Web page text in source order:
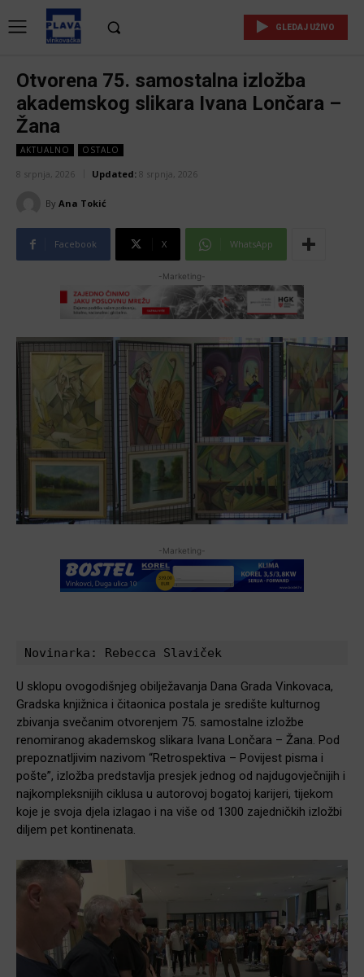
GLEDAJ UŽIVO
Otvorena 75. samostalna izložba
akademskog slikara Ivana Lončara –
Žana
AKTUALNO OSTALO
8 srpnja, 2026 Updated: 8 srpnja, 2026
By Ana Tokić
Facebook X WhatsApp
-Marketing-
-Marketing-
Novinarka: Rebecca Slaviček
U sklopu ovogodišnjeg obilježavanja Dana Grada Vinkovaca,
Gradska knjižnica i čitaonica postala je središte kulturnog
zbivanja svečanim otvorenjem 75. samostalne izložbe
renomiranog akademskog slikara Ivana Lončara – Žana. Pod
prepoznatljivim nazivom “Retrospektiva – Povijest pisma i
pošte”, izložba predstavlja presjek jednog od najdugovječnijih i
najkompleksnijih ciklusa u autorovoj bogatoj karijeri, tijekom
koje je svoja djela izlagao i na više od 1300 zajedničkih izložbi
diljem pet kontinenata.